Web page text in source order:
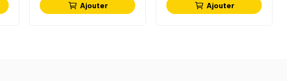
Ajouter Ajouter